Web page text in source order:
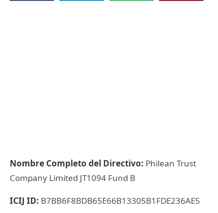
Nombre Completo del Directivo: Philean Trust
Company Limited JT1094 Fund B
ICIJ ID: B7BB6F8BDB65E66B13305B1FDE236AE5